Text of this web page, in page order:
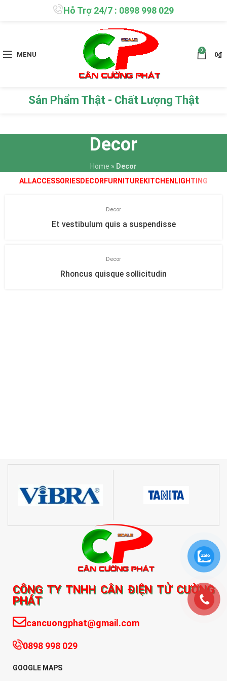
Hỗ Trợ 24/7 : 0898 998 029
MENU
0
0₫
Sản Phẩm Thật - Chất Lượng Thật
Decor
Home » Decor
ALLACCESSORIESDECOR FURNITUREKITCHEN LIGHTING
Decor
Et vestibulum quis a suspendisse
Decor
Rhoncus quisque sollicitudin
CÔNG TY TNHH CÂN ĐIỆN TỬ CƯỜNG
PHÁT
cancuongphat@gmail.com
0898 998 029
GOOGLE MAPS